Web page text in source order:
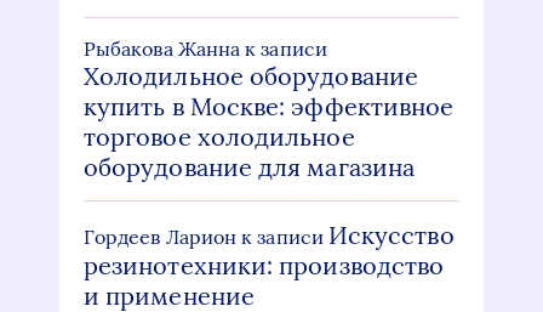
Рыбакова Жанна к записи
Холодильное оборудование
купить в Москве: эффективное
торговое холодильное
оборудование для магазина
Гордеев Ларион к записи Искусство
резинотехники: производство
и применение